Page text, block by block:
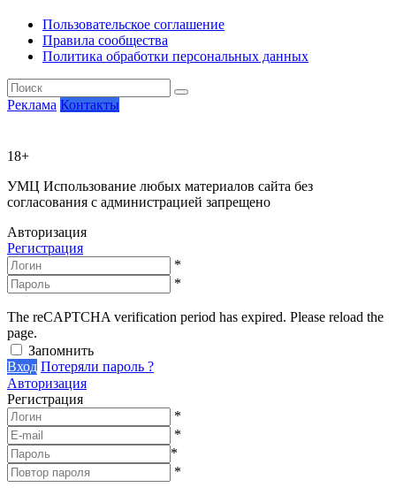
Пользовательское соглашение
Правила сообщества
Политика обработки персональных данных
Реклама Контакты
18+
УМЦ Использование любых материалов сайта без
согласования с администрацией запрещено
Авторизация
Регистрация
*
*
The reCAPTCHA verification period has expired. Please reload the
page.
Запомнить
Вход Потеряли пароль ?
Авторизация
Регистрация
*
*
*
*